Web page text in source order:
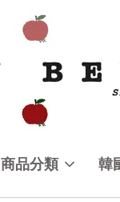
商品分類 韓